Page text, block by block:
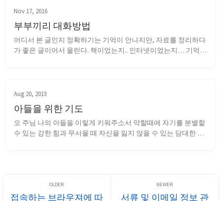
Nov 17, 2016
부부끼리 대화방법
어디서 본 글인지 정확하기는 기억이 안나지만, 자료를 정리하다
가 좋은 글이어서 올린다. 책이었는지.. 인터넷이었는지… 기억
Aug 20, 2013
아들을 위한 기도
오 주님 나의 아들을 이렇게 키워주소서 약할때에 자기를 분별할
수 있는 강한 힘과 무서울 때 자신을 잃지 않을 수 있는 담대한 마
접속하는 브라우져에 따 서류 및 이메일 정보 관